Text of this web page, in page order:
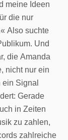
meine Ideen
die nur
Also suchte
Und
die Amanda
nicht nur ein
Signal
Gerade
in Zeiten
zu zahlen,
zahlreiche